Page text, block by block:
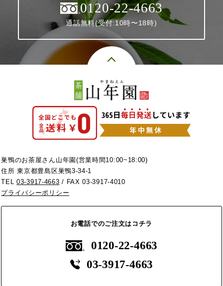
0120-22-4663
通話無料(受付:10時〜18時)
巣鴨のお茶屋さん山年園(営業時間10:00~18:00)
住所 東京都豊島区巣鴨3-34-1
TEL03-3917-4663 / FAX 03-3917-4010
プライバシーポリシー
お電話でのご注文はコチラ
0120-22-4663
03-3917-4663